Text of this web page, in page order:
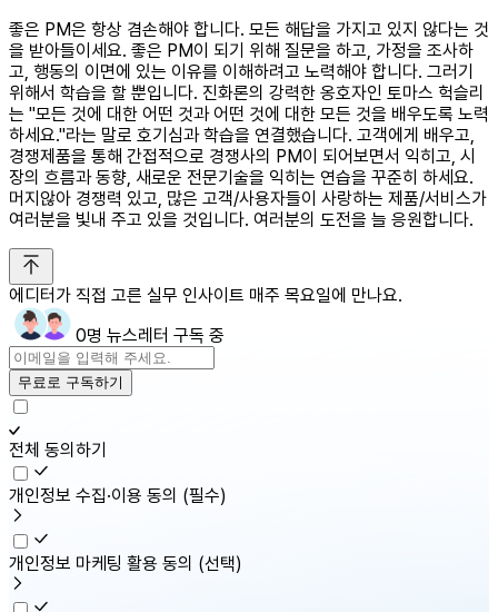
좋은 PM은 항상 겸손해야 합니다. 모든 해답을 가지고 있지 않다는 것
을 받아들이세요. 좋은 PM이 되기 위해 질문을 하고, 가정을 조사하
고, 행동의 이면에 있는 이유를 이해하려고 노력해야 합니다. 그러기
위해서 학습을 할 뿐입니다. 진화론의 강력한 옹호자인 토마스 헉슬리
는 "모든 것에 대한 어떤 것과 어떤 것에 대한 모든 것을 배우도록 노력
하세요."라는 말로 호기심과 학습을 연결했습니다. 고객에게 배우고,
경쟁제품을 통해 간접적으로 경쟁사의 PM이 되어보면서 익히고, 시
장의 흐름과 동향, 새로운 전문기술을 익히는 연습을 꾸준히 하세요.
머지않아 경쟁력 있고, 많은 고객/사용자들이 사랑하는 제품/서비스가
여러분을 빛내 주고 있을 것입니다. 여러분의 도전을 늘 응원합니다.
에디터가 직접 고른 실무 인사이트 매주 목요일에 만나요.
0명 뉴스레터 구독 중
무료로 구독하기
전체 동의하기
개인정보 수집·이용 동의 (필수)
개인정보 마케팅 활용 동의 (선택)